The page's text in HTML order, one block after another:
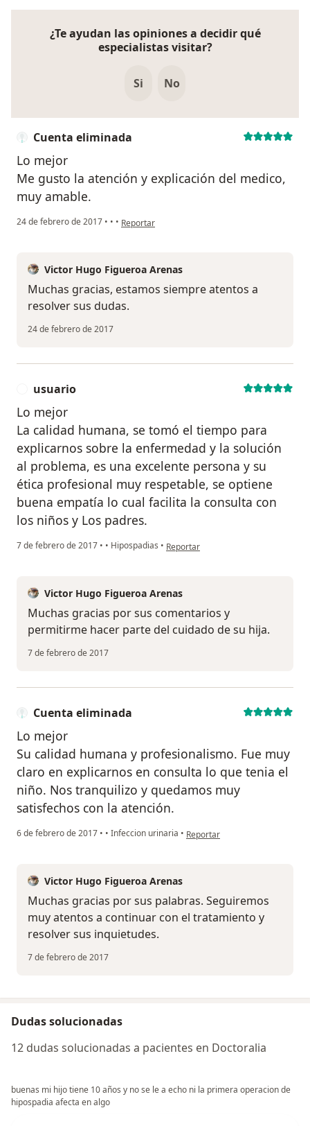
¿Te ayudan las opiniones a decidir qué
especialistas visitar?
Si No
Cuenta eliminada
Lo mejor
Me gusto la atención y explicación del medico,
muy amable.
24 de febrero de 2017 • • • en opinión del usuario Cuenta eliminada
Reportar
Victor Hugo Figueroa Arenas
Muchas gracias, estamos siempre atentos a
resolver sus dudas.
24 de febrero de 2017
usuario
Lo mejor
La calidad humana, se tomó el tiempo para
explicarnos sobre la enfermedad y la solución
al problema, es una excelente persona y su
ética profesional muy respetable, se optiene
buena empatía lo cual facilita la consulta con
los niños y Los padres.
7 de febrero de 2017 • • Hipospadias • en opinión del usuario usuario
Reportar
Victor Hugo Figueroa Arenas
Muchas gracias por sus comentarios y
permitirme hacer parte del cuidado de su hija.
7 de febrero de 2017
Cuenta eliminada
Lo mejor
Su calidad humana y profesionalismo. Fue muy
claro en explicarnos en consulta lo que tenia el
niño. Nos tranquilizo y quedamos muy
satisfechos con la atención.
6 de febrero de 2017 • • Infeccion urinaria • en opinión del usuario Cuenta
Reportar
Victor Hugo Figueroa Arenas
Muchas gracias por sus palabras. Seguiremos
muy atentos a continuar con el tratamiento y
resolver sus inquietudes.
7 de febrero de 2017
Dudas solucionadas
12 dudas solucionadas a pacientes en Doctoralia
buenas mi hijo tiene 10 años y no se le a echo ni la primera operacion de
hipospadia afecta en algo